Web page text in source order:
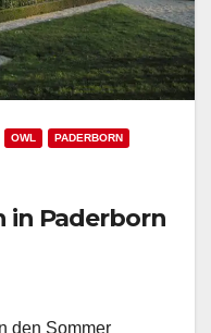
OWL PADERBORN
in Paderborn
den Sommer